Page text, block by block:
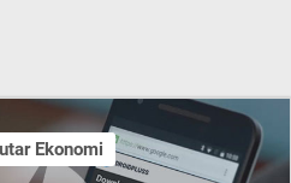
Ekonomi